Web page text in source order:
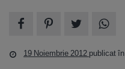
19 Noiembrie 2012 publicat în